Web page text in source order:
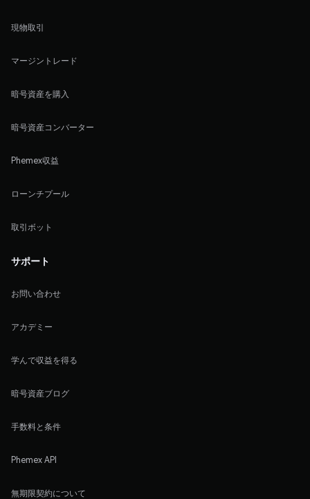
現物取引
マージントレード
暗号資産を購入
暗号資産コンバーター
Phemex収益
ローンチプール
取引ボット
サポート
お問い合わせ
アカデミー
学んで収益を得る
暗号資産ブログ
手数料と条件
Phemex API
無期限契約について